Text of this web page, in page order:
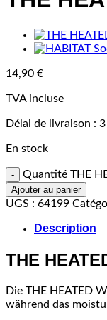
14,90 €
TVA incluse
Délai de livraison :
En stock
Quantité THE
Ajouter au panier
UGS : 64199
Description
THE
Die THE HEATED
während das